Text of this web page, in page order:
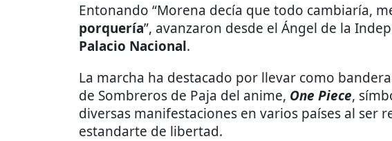
Entonando “Morena decía que todo cambiaría,
porquería”, avanzaron desde el Ángel de la
Palacio Nacional.
La marcha ha destacado por llevar como
de Sombreros de Paja del anime, One Piece,
diversas manifestaciones en varios países al ser
estandarte de libertad.